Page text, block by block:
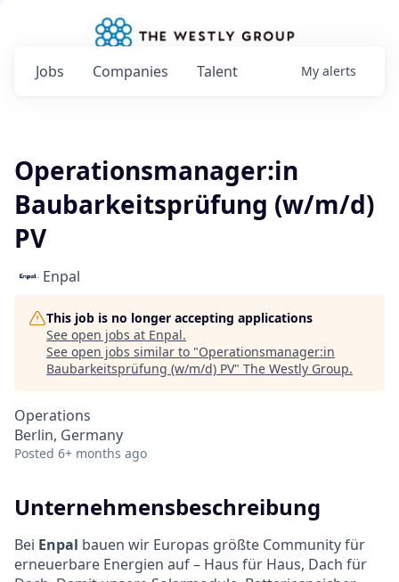
Jobs Companies Talent My alerts
Operationsmanager:in
Baubarkeitsprüfung (w/m/d)
PV
Enpal
This job is no longer accepting applications
See open jobs at Enpal.
See open jobs similar to "Operationsmanager:in
Baubarkeitsprüfung (w/m/d) PV" The Westly Group.
Operations
Berlin, Germany
Posted 6+ months ago
Unternehmensbeschreibung
Bei Enpal bauen wir Europas größte Community für
erneuerbare Energien auf – Haus für Haus, Dach für